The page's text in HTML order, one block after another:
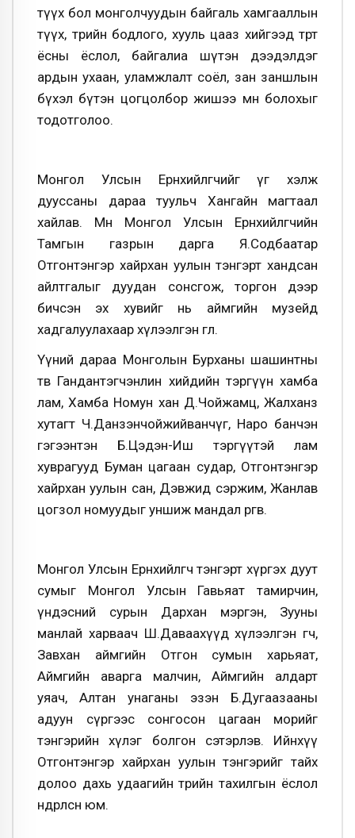
түүх бол монголчуудын байгаль хамгааллын
түүх, төрийн бодлого, хууль цааз хийгээд төрт
ёсны ёслол, байгалиа шүтэн дээдэлдэг
ардын ухаан, уламжлалт соёл, зан заншлын
бүхэл бүтэн цогцолбор жишээ мөн болохыг
тодотголоо.
Монгол Улсын Ерөнхийлөгчийг үг хэлж
дууссаны дараа туульч Хангайн магтаал
хайлав. Мөн Монгол Улсын Ерөнхийлөгчийн
Тамгын газрын дарга Я.Содбаатар
Отгонтэнгэр хайрхан уулын тэнгэрт хандсан
айлтгалыг дуудан сонсгож, торгон дээр
бичсэн эх хувийг нь аймгийн музейд
хадгалуулахаар хүлээлгэн өглөө.
Үүний дараа Монголын Бурханы шашинтны
төв Гандантэгчэнлин хийдийн тэргүүн хамба
лам, Хамба Номун хан Д.Чойжамц, Жалханз
хутагт Ч.Данзэнчойжийванчүг, Наро банчэн
гэгээнтэн Б.Цэдэн-Иш тэргүүтэй лам
хуврагууд Буман цагаан судар, Отгонтэнгэр
хайрхан уулын сан, Дэвжид сэржим, Жанлав
цогзол номуудыг уншиж мандал өргөв.
Монгол Улсын Ерөнхийлөгч тэнгэрт хүргэх дуут
сумыг Монгол Улсын Гавьяат тамирчин,
үндэсний сурын Дархан мэргэн, Зууны
манлай харваач Ш.Даваахүүд хүлээлгэн өгч,
Завхан аймгийн Отгон сумын харьяат,
Аймгийн аварга малчин, Аймгийн алдарт
уяач, Алтан унаганы эзэн Б.Дугаазааны
адуун сүргээс сонгосон цагаан морийг
тэнгэрийн хүлэг болгон сэтэрлэв. Ийнхүү
Отгонтэнгэр хайрхан уулын тэнгэрийг тайх
долоо дахь удаагийн төрийн тахилгын ёслол
өндөрлөсөн юм.